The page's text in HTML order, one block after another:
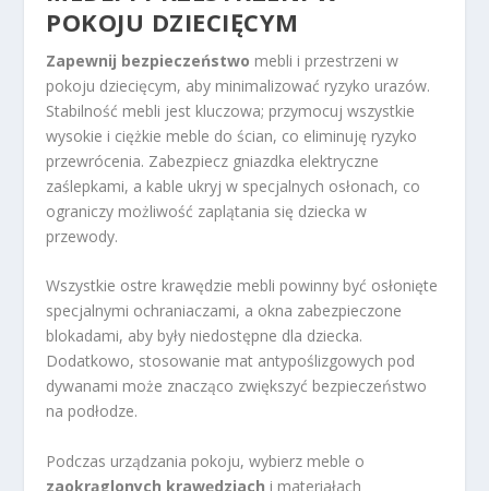
POKOJU DZIECIĘCYM
Zapewnij bezpieczeństwo mebli i przestrzeni w
pokoju dziecięcym, aby minimalizować ryzyko urazów.
Stabilność mebli jest kluczowa; przymocuj wszystkie
wysokie i ciężkie meble do ścian, co eliminuję ryzyko
przewrócenia. Zabezpiecz gniazdka elektryczne
zaślepkami, a kable ukryj w specjalnych osłonach, co
ograniczy możliwość zaplątania się dziecka w
przewody.
Wszystkie ostre krawędzie mebli powinny być osłonięte
specjalnymi ochraniaczami, a okna zabezpieczone
blokadami, aby były niedostępne dla dziecka.
Dodatkowo, stosowanie mat antypoślizgowych pod
dywanami może znacząco zwiększyć bezpieczeństwo
na podłodze.
Podczas urządzania pokoju, wybierz meble o
zaokrąglonych krawędziach i materiałach